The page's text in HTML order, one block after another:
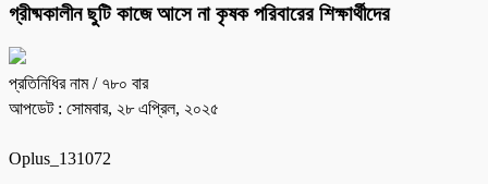
গ্রীষ্মকালীন ছুটি কাজে আসে না কৃষক পরিবারের শিক্ষার্থীদের
প্রতিনিধির নাম/ ৭৮০ বার
আপডেট : সোমবার, ২৮ এপ্রিল, ২০২৫
Oplus_131072